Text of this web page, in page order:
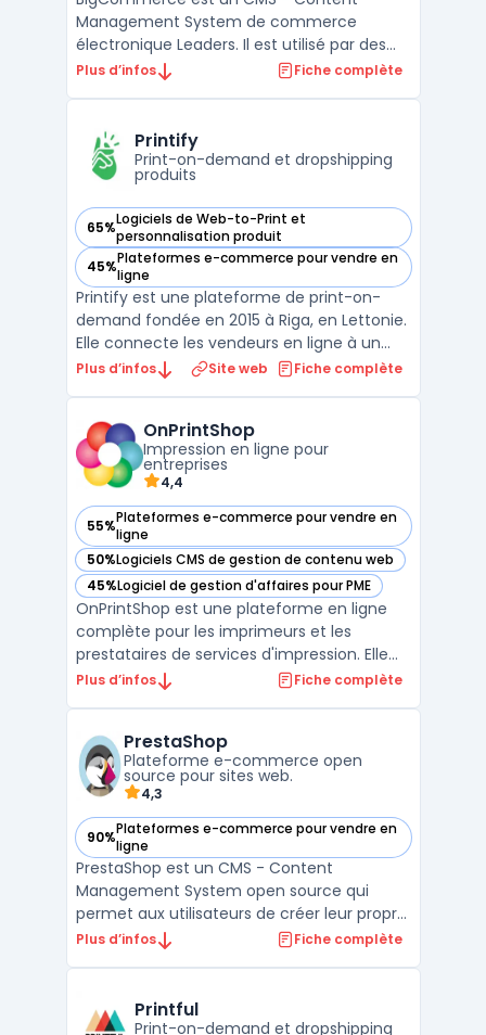
Management System de commerce
électronique Leaders. Il est utilisé par des
milliers de commerces en ligne pour créer
votre boutique et vendre n'importe quoi en
ligne, des biens physiques aux ...
Plus d’infos Fiche complète
Printify
Print-on-demand et dropshipping
produits
65%Logiciels de Web-to-Print et
personnalisation produit
— voir Printify dans cette catégorie
45%Plateformes e-commerce pour vendre en
ligne
— voir Printify dans cette catégorie
Printify est une plateforme de print-on-
demand fondée en 2015 à Riga, en Lettonie.
Elle connecte les vendeurs en ligne à un
réseau de plus de 80 fournisseurs
crée ses designs, les applique sur les
produits du catalogue, et P ...
Plus d’infos Site web Fiche complète
OnPrintShop
Impression en ligne pour
entreprises
4,4
55%Plateformes e-commerce pour vendre en
ligne
— voir OnPrintShop dans cette catégorie
50%Logiciels CMS de gestion de contenu web
— voir OnPrintShop dans cette catégorie
45%Logiciel de gestion d'affaires pour PME
— voir OnPrintShop dans cette catégorie
OnPrintShop est une plateforme en ligne
complète pour les imprimeurs et les
prestataires de services d'impression. Elle
permet de créer et de gérer des sites de e-
brochures, les bannières, les étiquettes, les
emballages, etc. ...
Plus d’infos Fiche complète
PrestaShop
Plateforme e-commerce open
source pour sites web.
4,3
90%Plateformes e-commerce pour vendre en
ligne
— voir PrestaShop dans cette catégorie
PrestaShop est un CMS - Content
Management System open source qui
permet aux utilisateurs de créer leur propre
boutique en ligne. Avec ses fonctionnalités
paiements, il offre une solution complète
pour les e-commerçants. Pr ...
Plus d’infos Fiche complète
Printful
Print-on-demand et dropshipping